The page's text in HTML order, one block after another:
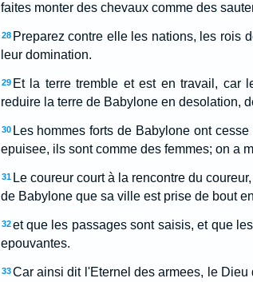
faites monter des chevaux comme des
28 Preparez contre elle les nations, les rois
leur domination.
29 Et la terre tremble et est en travail, car
reduire la terre de Babylone en desolation,
30 Les hommes forts de Babylone ont
epuisee, ils sont comme des femmes; on a
31 Le coureur court à la rencontre du
de Babylone que sa ville est prise de bout
32 et que les passages sont saisis, et que
epouvantes.
33 Car ainsi dit l'Eternel des armees, le